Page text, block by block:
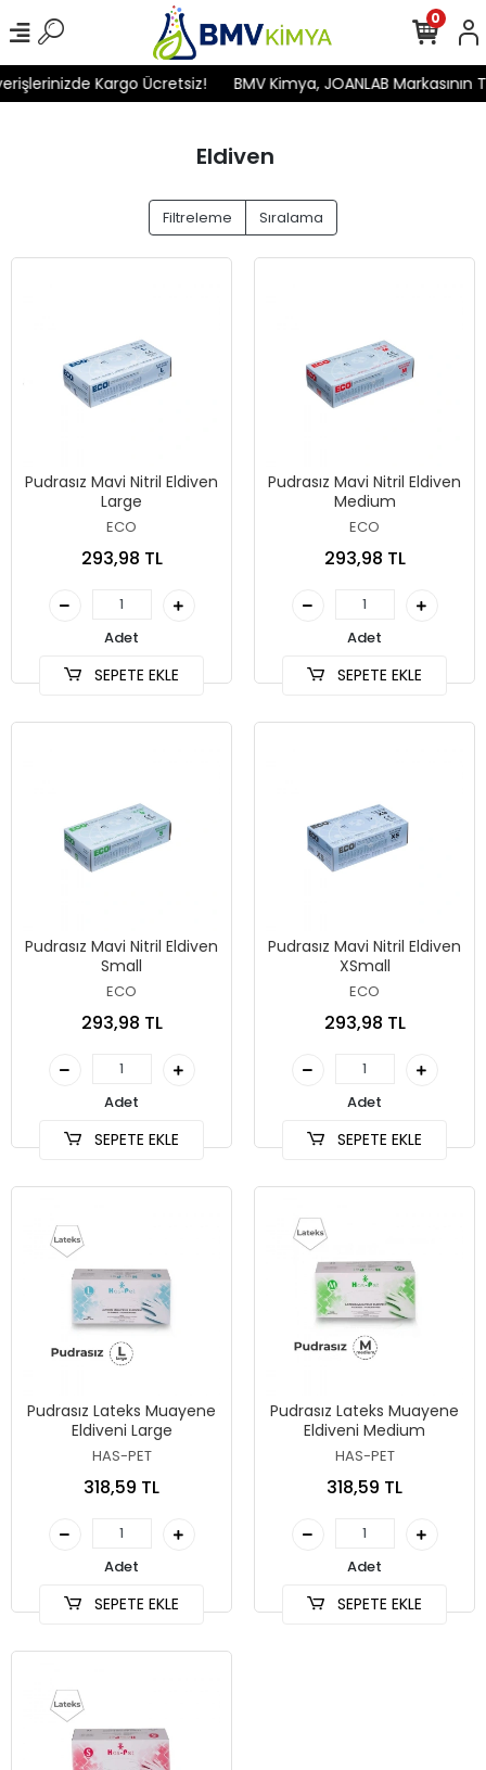
Kargo Ücretsiz! BMV Kimya, JOANLAB
0
Eldiven
Filtreleme Sıralama
Pudrasız Mavi Nitril Eldiven
Large
ECO
293,98 TL
Adet
SEPETE EKLE
Pudrasız Mavi Nitril Eldiven
Medium
ECO
293,98 TL
Adet
SEPETE EKLE
Pudrasız Mavi Nitril Eldiven
Small
ECO
293,98 TL
Adet
SEPETE EKLE
Pudrasız Mavi Nitril Eldiven
XSmall
ECO
293,98 TL
Adet
SEPETE EKLE
Pudrasız Lateks Muayene
Eldiveni Large
HAS-PET
318,59 TL
Adet
SEPETE EKLE
Pudrasız Lateks Muayene
Eldiveni Medium
HAS-PET
318,59 TL
Adet
SEPETE EKLE